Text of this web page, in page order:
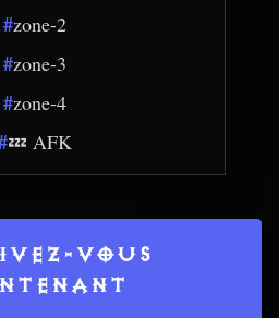
#zone-2
#zone-3
#zone-4
💤 AFK
VOUS